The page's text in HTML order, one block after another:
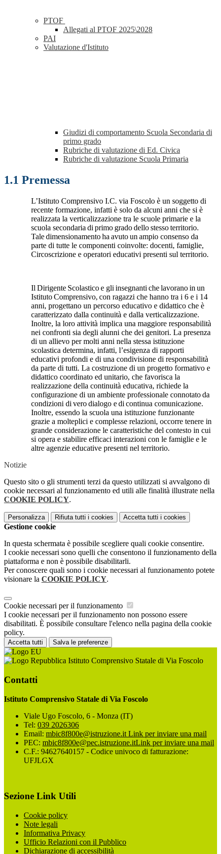
PTOF
Allegati al PTOF 2025\2028
PAI
Valutazione d'Istituto
Giudizi di comportamento Scuola Secondaria di
primo grado
Rubriche di valutazione di Ed. Civica
Rubriche di valutazione Scuola Primaria
1.1 Premessa
L’Istituto Comprensivo I.C. via Foscolo è un soggetto di
recente formazione, infatti è solo da alcuni anni che si è
realizzata la verticalizzazione tra le scuole primarie e la
scuola secondaria di primo gradodellostessoterritorio.
Tale dimensionamentoha avutoun ampio consenso da
parte di tutte le componenti coinvolte: docenti, famiglie,
Circoscrizione e operatori educativi presenti sul territorio.
Il Dirigente Scolastico e gli insegnanti che lavoranoin un
IstitutoComprensivo, con ragazzi che hanno tra i 6 e i 14
anni, progettano un percorso educativo e didattico che è
caratterizzato dalla continuità e dalla verticalizzazione.
Inoltre, la loro attività implica una maggiore responsabilità
nei confronti sia degli alunni che dei genitori. La presenza
di un allievo per molti anni nella stessa istituzione
scolastica determina, infatti, l’esigenza di rapporti
educativi profondi e di una condivisione di responsabilità
da parte di tutti. La costruzione di un progetto formativo e
didattico coordinato ed unitario, che favorisca la
realizzazione della continuità educativa, richiede la
configurazione di un ambiente professionale connotatoda
condizioni di vero dialogo e di continua comunicazione.
Inoltre, essendo la scuola una istituzione funzionante
grazie a molteplici e complesse relazioni, occorre tenere in
grande considerazione le caratteristiche del contesto in cui
si opera e stabilire efficaci interazioni con le famiglie e le
altre agenzie educative presenti nel territorio.
Notizie
Questo sito o gli strumenti terzi da questo utilizzati si avvalgono di
cookie necessari al funzionamento ed utili alle finalità illustrate nella
COOKIE POLICY.
Personalizza Rifiuta tutti i cookies Accetta tutti i cookies
Gestione cookie
In questa schermata è possibile scegliere quali cookie consentire.
I cookie necessari sono quelli che consentono il funzionamento della
piattaforma e non è possibile disabilitarli.
Per conoscere quali sono i cookie necessari al funzionamento potete
visionare la COOKIE POLICY.
Cookie necessari per il funzionamento
I cookie necessari per il funzionamento non possono essere
disabilitati. È possibile consultare l'elenco nella pagina della cookie
policy.
Accetta tutti Salva le preferenze
Istituto Comprensivo Statale di Via Foscolo
Contatti
Istituto Comprensivo Statale di Via Foscolo
Viale Ugo Foscolo, 6 - Monza (IT)
Tel: 039 2026306
Email: mbic8f800e@istruzione.it Link per inviare una mail
PEC: mbic8f800e@pec.istruzione.itLink per inviare una mail
C.F.: 94627640157 - Codice univoco di fatturazione:
UFJLGX
Sezione Link Utili
Cookie policy
Note legali
Informativa Privacy
Ufficio Relazioni con il Pubblico
Dichiarazione di accessibilità